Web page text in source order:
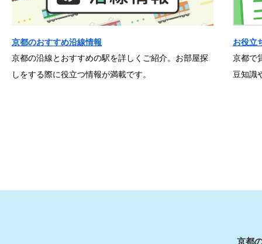
京都のおすすめ沿線情報
京都の沿線とおすすめの駅を詳しくご紹介。お部屋探
しをする際に役立つ情報が満載です。
お役立
京都で
豆知識
京都